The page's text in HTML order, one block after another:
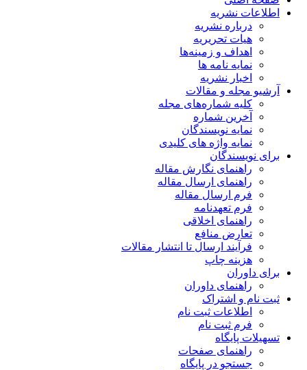
اطلاعات نشریه
درباره نشریه
هیات تحریریه
اهداف و زمینه‌ها
نمایه نامه ها
اخبار نشریه
آرشیو مجله و مقالات
کلیه شماره‌های مجله
آخرین شماره
نمایه نویسندگان
نمایه واژه های کلیدی
برای نویسندگان
راهنمای نگارش مقاله
راهنمای ارسال مقاله
فرم ارسال مقاله
فرم تعهدنامه
راهنمای اخلاقی
تعارض منافع
فرآیند ارسال تا انتشار مقالات
هزینه چاپ
برای داوران
راهنمای داوران
ثبت نام و اشتراک
اطلاعات ثبت نام
فرم ثبت نام
تسهیلات پایگاه
راهنمای صفحات
جستجو در پایگاه